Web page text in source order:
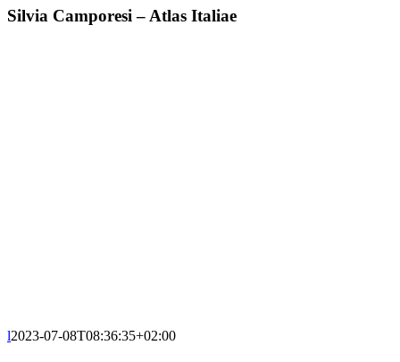
Silvia Camporesi – Atlas Italiae
l2023-07-08T08:36:35+02:00